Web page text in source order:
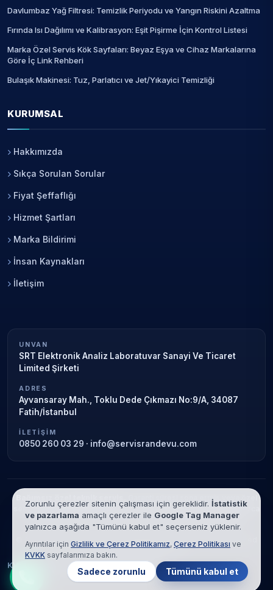
Davlumbaz Yağ Filtresi: Temizlik Periyodu ve Yangın Riskini Azaltma
Fırında Isı Dağılımı ve Kalibrasyon: Eşit Pişirme İçin Kontrol Listesi
Marka Özel Servis Kök Sayfaları: Beyaz Eşya ve Cihaz Markalarına
Göre İç Link Rehberi
Bulaşık Makinesi: Tuz, Parlatıcı ve Jet/Yıkayici Temizliği
KURUMSAL
Hakkımızda
Sıkça Sorulan Sorular
Fiyat Şeffaflığı
Hizmet Şartları
Marka Bildirimi
İnsan Kaynakları
İletişim
UNVAN
SRT Elektronik Analiz Laboratuvar Sanayi Ve Ticaret
Limited Şirketi
ADRES
Ayvansaray Mah., Toklu Dede Çıkmazı No:9/A, 34087
Fatih/İstanbul
İLETIŞIM
0850 260 03 29 · info@servisrandevu.com
Garanti süresi sona ermiş veya özel
servis kapsamındaki cihazlar için hizmet verilir. Marka adları yalnızca
tanımlama amaçlıdır; yetkili servis ilişkisi bulunmamaktadır.
© 2026 SRT Elektronik Analiz Laboratuvar Sanayi Ve Ticaret Limited
Şirketi. Tüm hakları saklıdır.
KVKK
Çerez Politikası Hizmet Şartları
Zorunlu çerezler sitenin çalışması için gereklidir. İstatistik
ve pazarlama amaçlı çerezler ile Google Tag Manager
yalnızca aşağıda "Tümünü kabul et" seçerseniz yüklenir.
Ayrıntılar için Gizlilik ve Çerez Politikamız, Çerez Politikası ve
KVKK sayfalarımıza bakın.
Sadece zorunlu Tümünü kabul et